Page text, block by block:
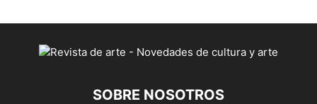
SOBRE NOSOTROS